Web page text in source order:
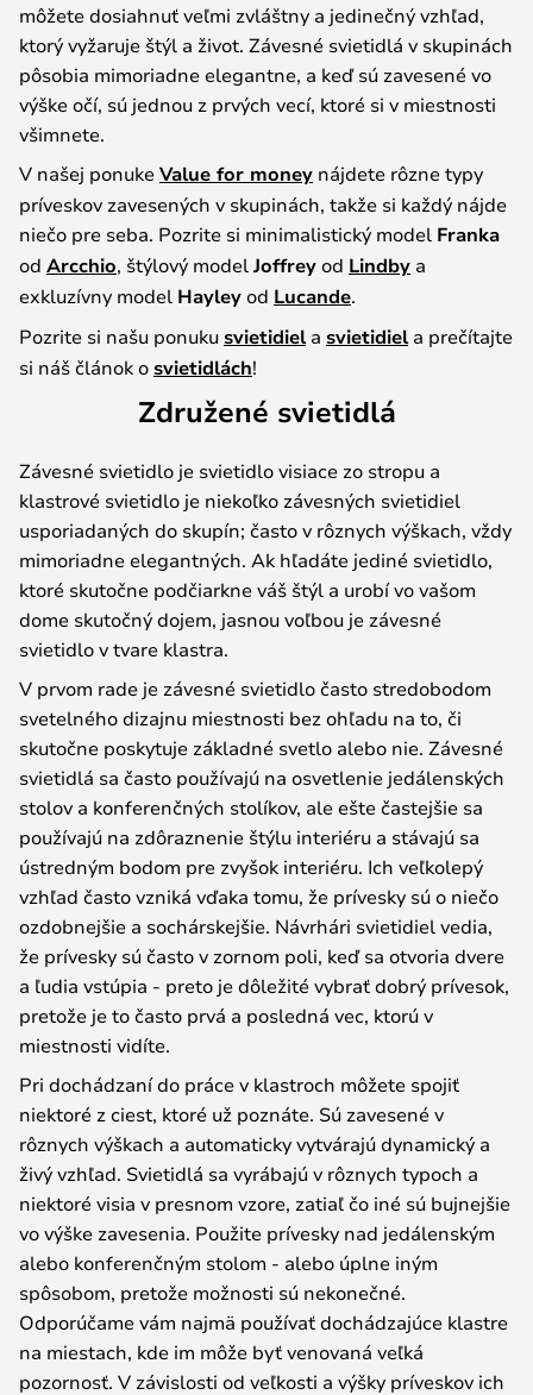
môžete dosiahnuť veľmi zvláštny a jedinečný vzhľad,
ktorý vyžaruje štýl a život. Závesné svietidlá v skupinách
pôsobia mimoriadne elegantne, a keď sú zavesené vo
výške očí, sú jednou z prvých vecí, ktoré si v miestnosti
všimnete.
V našej ponukeValue for money nájdete rôzne typy
príveskov zavesených v skupinách, takže si každý nájde
niečo pre seba. Pozrite si minimalistický model Franka
od Arcchio, štýlový model Joffreyod Lindby a
exkluzívny model Hayleyod Lucande.
Pozrite si našu ponuku svietidiel a svietidiel a prečítajte
si náš článok o svietidlách!
Združené svietidlá
Závesné svietidlo je svietidlo visiace zo stropu a
klastrové svietidlo je niekoľko závesných svietidiel
usporiadaných do skupín; často v rôznych výškach, vždy
mimoriadne elegantných. Ak hľadáte jediné svietidlo,
ktoré skutočne podčiarkne váš štýl a urobí vo vašom
dome skutočný dojem, jasnou voľbou je závesné
svietidlo v tvare klastra.
V prvom rade je závesné svietidlo často stredobodom
svetelného dizajnu miestnosti bez ohľadu na to, či
skutočne poskytuje základné svetlo alebo nie. Závesné
svietidlá sa často používajú na osvetlenie jedálenských
stolov a konferenčných stolíkov, ale ešte častejšie sa
používajú na zdôraznenie štýlu interiéru a stávajú sa
ústredným bodom pre zvyšok interiéru. Ich veľkolepý
vzhľad často vzniká vďaka tomu, že prívesky sú o niečo
ozdobnejšie a sochárskejšie. Návrhári svietidiel vedia,
že prívesky sú často v zornom poli, keď sa otvoria dvere
a ľudia vstúpia - preto je dôležité vybrať dobrý prívesok,
pretože je to často prvá a posledná vec, ktorú v
miestnosti vidíte.
Pri dochádzaní do práce v klastroch môžete spojiť
niektoré z ciest, ktoré už poznáte. Sú zavesené v
rôznych výškach a automaticky vytvárajú dynamický a
živý vzhľad. Svietidlá sa vyrábajú v rôznych typoch a
niektoré visia v presnom vzore, zatiaľ čo iné sú bujnejšie
vo výške zavesenia. Použite prívesky nad jedálenským
alebo konferenčným stolom - alebo úplne iným
spôsobom, pretože možnosti sú nekonečné.
Odporúčame vám najmä používať dochádzajúce klastre
na miestach, kde im môže byť venovaná veľká
pozornosť. V závislosti od veľkosti a výšky príveskov ich